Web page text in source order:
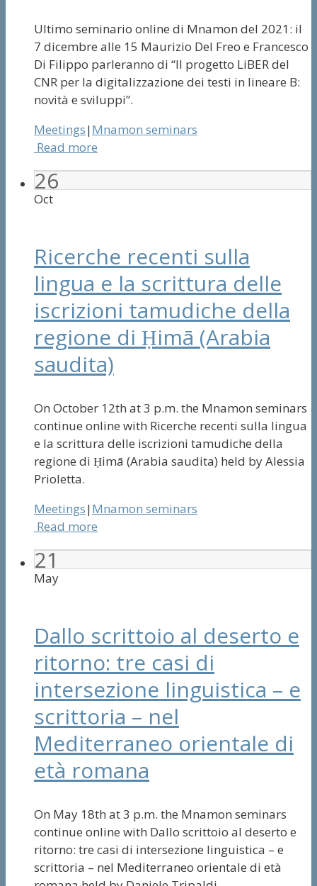
Ultimo seminario online di Mnamon del 2021: il
7 dicembre alle 15 Maurizio Del Freo e Francesco
Di Filippo parleranno di “Il progetto LiBER del
CNR per la digitalizzazione dei testi in lineare B:
novità e sviluppi”.
Meetings|Mnamon seminars
Read more
26
Oct
Ricerche recenti sulla
lingua e la scrittura delle
iscrizioni tamudiche della
regione di Ḥimā (Arabia
saudita)
On October 12th at 3 p.m. the Mnamon seminars
continue online with Ricerche recenti sulla lingua
e la scrittura delle iscrizioni tamudiche della
regione di Ḥimā (Arabia saudita) held by Alessia
Prioletta.
Meetings|Mnamon seminars
Read more
21
May
Dallo scrittoio al deserto e
ritorno: tre casi di
intersezione linguistica – e
scrittoria – nel
Mediterraneo orientale di
età romana
On May 18th at 3 p.m. the Mnamon seminars
continue online with Dallo scrittoio al deserto e
ritorno: tre casi di intersezione linguistica – e
scrittoria – nel Mediterraneo orientale di età